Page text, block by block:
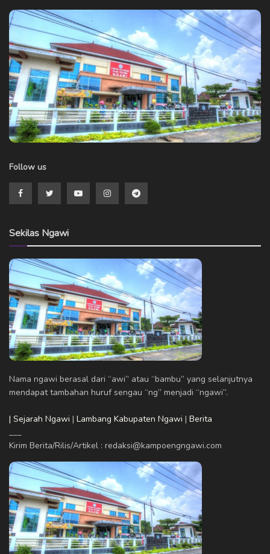
Follow us
Sekilas Ngawi
Nama ngawi berasal dari “awi” atau “bambu” yang selanjutnya
mendapat tambahan huruf sengau “ng” menjadi “ngawi”.
| Sejarah Ngawi | Lambang Kabupaten Ngawi | Berita
___
Kirim Berita/Rilis/Artikel : redaksi@kampoengngawi.com